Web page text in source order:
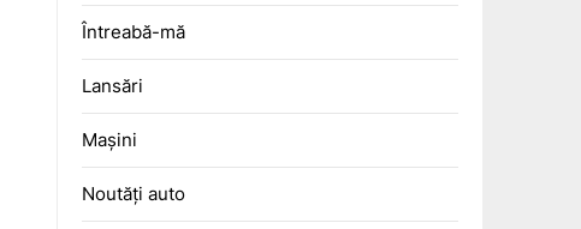
Întreabă-mă
Lansări
Mașini
Noutăți auto